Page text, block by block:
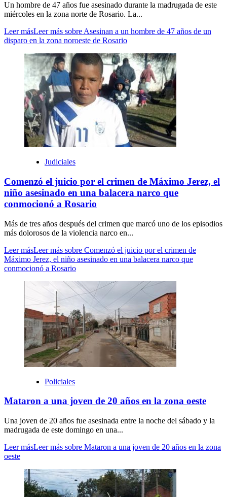
Un hombre de 47 años fue asesinado durante la madrugada de este
miércoles en la zona norte de Rosario. La...
Leer másLeer más sobre Asesinan a un hombre de 47 años de un
disparo en la zona noroeste de Rosario
Judiciales
Comenzó el juicio por el crimen de Máximo Jerez, el
niño asesinado en una balacera narco que
conmocionó a Rosario
Más de tres años después del crimen que marcó uno de los episodios
más dolorosos de la violencia narco en...
Leer másLeer más sobre Comenzó el juicio por el crimen de
Máximo Jerez, el niño asesinado en una balacera narco que
conmocionó a Rosario
Policiales
Mataron a una joven de 20 años en la zona oeste
Una joven de 20 años fue asesinada entre la noche del sábado y la
madrugada de este domingo en una...
Leer másLeer más sobre Mataron a una joven de 20 años en la zona
oeste